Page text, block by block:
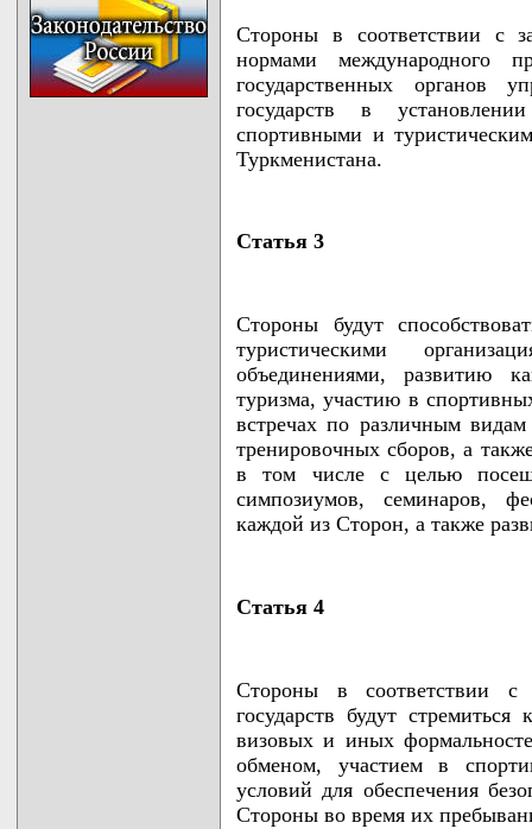
Стороны в соответствии с
нормами международного
государственных органов
государств в
спортивными и
Туркменистана.
Статья 3
Стороны будут
туристическими
объединениями, развитию
туризма, участию в
встречах по различным
тренировочных сборов, а
в том числе с целью
симпозиумов, семинаров,
каждой из Сторон, а также
Статья 4
Стороны в соответствии с
государств будут
визовых и иных
обменом, участием в
условий для обеспечения
Стороны во время их